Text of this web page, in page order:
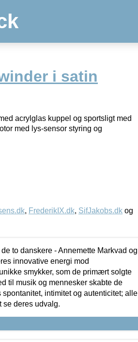
i satin
acrylglas kuppel og sportsligt med
med lys-sensor styring og
, FrederikIX.dk, SifJakobs.dk og
to danskere - Annemette Markvad og
innovative energi mod
smykker, som de primært solgte
til musik og mennesker skabte de
intimitet og autenticitet; alle
se deres udvalg.